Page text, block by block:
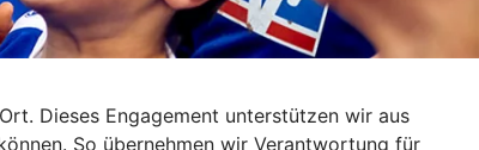
Dieses Engagement unterstützen wir aus
So übernehmen wir Verantwortung für